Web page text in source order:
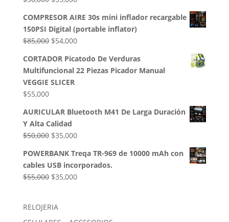
$32,500.$28,000.
original
era:
$50,000.
actual
es:
$35,000.
COMPRESOR AIRE 30s mini inflador recargable
150PSI Digital (portable inflator)
$85,000 El
original
era:
$85,000.
$54,000El
actual
es:
CORTADOR Picatodo De Verduras
Multifuncional 22 Piezas Picador Manual
VEGGIE SLICER
$55,000
AURICULAR Bluetooth M41 De Larga Duración
Y Alta Calidad
$50,000 El
original
era:
$50,000.
$35,000El
actual
es:
$35,000.
POWERBANK Treqa TR-969 de 10000 mAh con
cables USB incorporados.
$55,000 El
era:
$35,000El
RELOJERIA